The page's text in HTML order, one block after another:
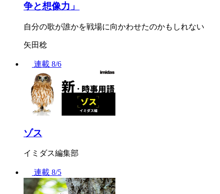
争と想像力」
自分の歌が誰かを戦場に向かわせたのかもしれない
矢田稔
連載 8/6
ゾス
イミダス編集部
連載 8/5